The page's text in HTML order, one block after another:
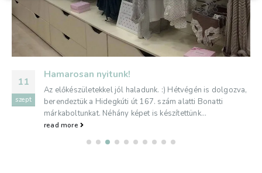
11
szept
Hamarosan nyitunk!
Az előkészületekkel jól haladunk. :) Hétvégén is dolgozva,
berendeztük a Hidegkúti út 167. szám alatti Bonatti
márkaboltunkat. Néhány képet is készítettünk...
read more